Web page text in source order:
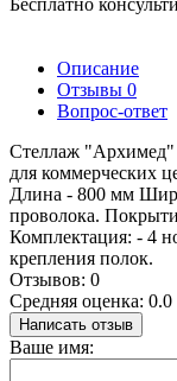
Описание
Отзывы 0
Вопрос-ответ
Стеллаж "Архимед"
для коммерческих
Длина - 800 мм
проволока.
Комплектация: - 4
крепления полок.
Отзывов: 0
Средняя оценка: 0.0
Написать отзыв
Ваше имя: